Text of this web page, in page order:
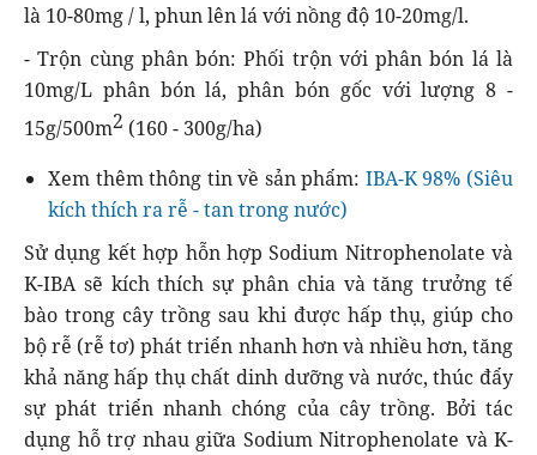
là 10-80mg / l, phun lên lá với nồng độ 10-20mg/l.
- Trộn cùng phân bón: Phối trộn với phân bón lá là
10mg/L phân bón lá, phân bón gốc với lượng 8 -
15g/500m2 (160 - 300g/ha)
Xem thêm thông tin về sản phẩm: IBA-K 98% (Siêu
kích thích ra rễ - tan trong nước)
Sử dụng kết hợp hỗn hợp Sodium Nitrophenolate và
K-IBA sẽ kích thích sự phân chia và tăng trưởng tế
bào trong cây trồng sau khi được hấp thụ, giúp cho
bộ rễ (rễ tơ) phát triển nhanh hơn và nhiều hơn, tăng
khả năng hấp thụ chất dinh dưỡng và nước, thúc đẩy
sự phát triển nhanh chóng của cây trồng. Bởi tác
dụng hỗ trợ nhau giữa Sodium Nitrophenolate và K-